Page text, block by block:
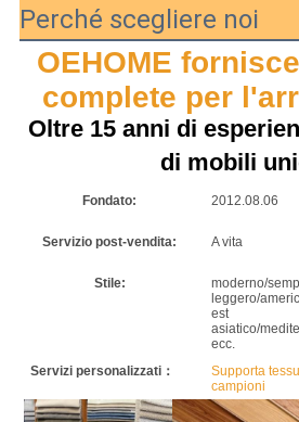
Perché scegliere noi
OEHOME
complete per
Oltre 15 anni di
di mobili
Fondato: 2012.08.06
Servizio post-vendita: A vita
Stile:
moderno/
leggero/
est
asiatico/
ecc.
Servizi personalizzati：
Supporta
campioni